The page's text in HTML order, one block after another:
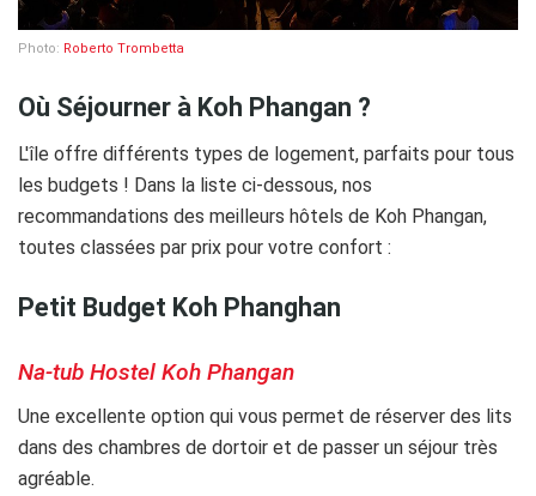
Photo: Roberto Trombetta
Où Séjourner à Koh Phangan ?
L'île offre différents types de logement, parfaits pour tous
les budgets ! Dans la liste ci-dessous, nos
recommandations des meilleurs hôtels de Koh Phangan,
toutes classées par prix pour votre confort :
Petit Budget Koh Phanghan
Na-tub Hostel Koh Phangan
Une excellente option qui vous permet de réserver des lits
dans des chambres de dortoir et de passer un séjour très
agréable.